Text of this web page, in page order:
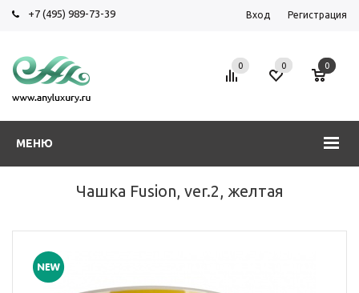
+7 (495) 989-73-39 Вход Регистрация
МЕНЮ
0 0 0
Чашка Fusion, ver.2, желтая